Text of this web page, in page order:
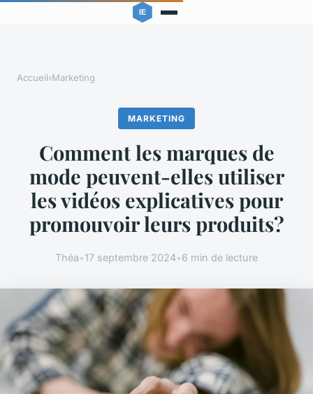
Accueil›Marketing
MARKETING
Comment les marques de
mode peuvent-elles utiliser
les vidéos explicatives pour
promouvoir leurs produits?
Théa•17 septembre 2024•6 min de lecture